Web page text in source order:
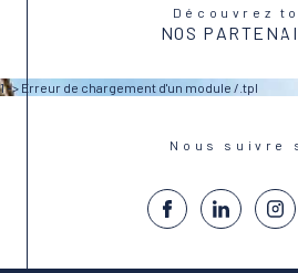
Découvrez
NOS
1 -> Erreur de chargement d'un module /.tpl
Nous suivre